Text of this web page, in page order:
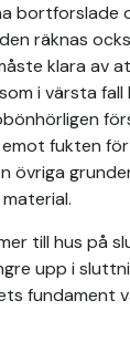
bortforslade
räknas
klara av
i värsta
fukten
övriga
till hus på
upp i
fundament